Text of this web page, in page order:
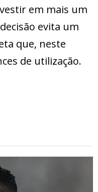
em mais um
evita um
que, neste
de utilização.